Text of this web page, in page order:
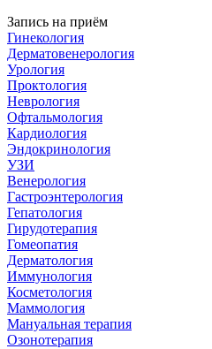
Запись на приём
Гинекология
Дерматовенерология
Урология
Проктология
Неврология
Офтальмология
Кардиология
Эндокринология
УЗИ
Венерология
Гастроэнтерология
Гепатология
Гирудотерапия
Гомеопатия
Дерматология
Иммунология
Косметология
Маммология
Мануальная терапия
Озонотерапия